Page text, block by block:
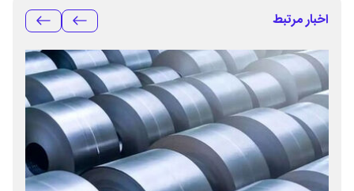
اخبار مرتبط